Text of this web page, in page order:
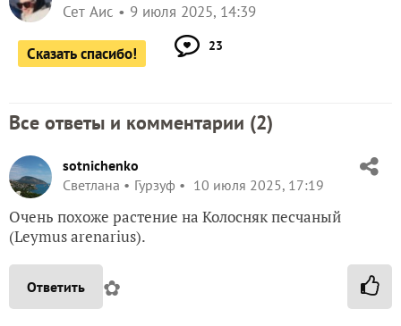
Сет Аис 9 июля 2025, 14:39
Сказать спасибо! 23
Все ответы и комментарии (2)
sotnichenko
Светлана
Гурзуф 10 июля 2025, 17:19
Очень похоже растение на Колосняк песчаный
(Leymus arenarius).
Ответить ✿